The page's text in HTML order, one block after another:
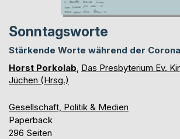
Sonntagsworte
Stärkende Worte während der
Horst Porkolab Das Presbyterium Ev.
Jüchen (Hrsg.)
Gesellschaft, Politik & Medien
Paperback
296 Seiten